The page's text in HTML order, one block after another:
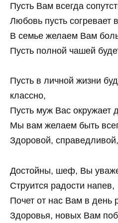
Пусть Вам всегда
Любовь пусть согревает
В семье желаем Вам
Пусть полной чашей
Пусть в личной жизни
классно,
Пусть муж Вас окружает
Мы вам желаем быть
Здоровой,
Достойны, шеф, Вы
Струится радости напев,
Почет от нас Вам в день
Здоровья, новых Вам